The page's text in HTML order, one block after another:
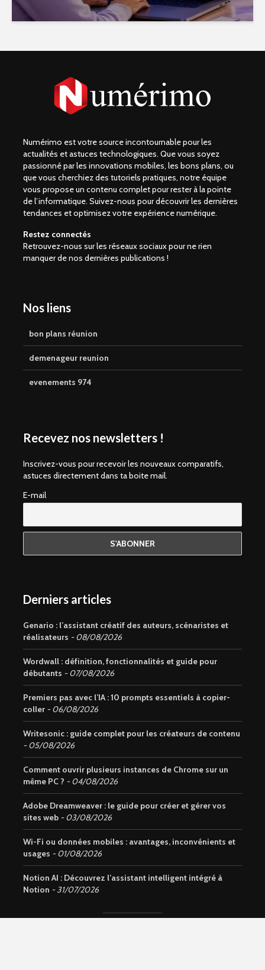
Numérimo est votre source incontournable pour les
actualités et astuces technologiques. Que vous soyez
passionné par les innovations mobiles, les bons plans, ou
que vous cherchiez des tutoriels pratiques, notre équipe
vous propose un contenu complet pour rester à la pointe
de l’informatique. Suivez-nous pour découvrir les dernières
tendances et optimisez votre expérience numérique.
Restez connectés
Retrouvez-nous sur les réseaux sociaux pour ne rien
manquer de nos dernières publications !
Nos liens
bon plans réunion
demenageur reunion
evenements 974
Recevez nos newsletters !
Inscrivez-vous pour recevoir les nouveaux comparatifs,
astuces directement dans ta boite mail.
E-mail
Derniers articles
Genario : l’assistant créatif des auteurs, scénaristes et
réalisateurs
08/08/2026
Wordwall : définition, fonctionnalités et guide pour
débutants
07/08/2026
Premiers pas avec l’IA : 10 prompts essentiels à copier-
coller
06/08/2026
Writesonic : guide complet pour les créateurs de contenu
05/08/2026
Comment ouvrir plusieurs instances de Chrome sur un
même PC ?
04/08/2026
Adobe Dreamweaver : le guide pour créer et gérer vos
sites web
03/08/2026
Wi-Fi ou données mobiles : avantages, inconvénients et
usages
01/08/2026
Notion AI : Découvrez l’assistant intelligent intégré à
Notion
31/07/2026